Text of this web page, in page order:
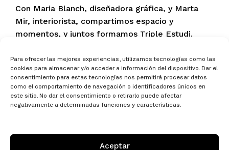
Para ofrecer las mejores experiencias, utilizamos tecnologías como las
cookies para almacenar y/o acceder a información del dispositivo. Dar el
consentimiento para estas tecnologías nos permitirá procesar datos
como el comportamiento de navegación o identificadores únicos en
este sitio. No dar el consentimiento o retirarlo puede afectar
negativamente a determinadas funciones y características.
Aceptar
Con Maria Blanch, diseñadora gráfica, y Marta
Mir, interiorista, compartimos espacio y
momentos, y juntos formamos Triple Estudi.
Torelló.
Plaça Nova, 14, 2n 1a Torelló, Barcelona